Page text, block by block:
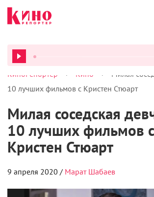
ВСЕ ПОДКАСТЫ
КиноРепортер > Кино >
Милая
10 лучших фильмов с Кристен Стюарт
Милая соседская
10 лучших фильмов с
Кристен Стюарт
9 апреля 2020 / Марат Шабаев